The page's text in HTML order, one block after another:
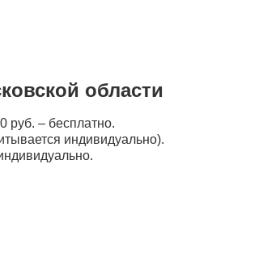
области
руб. – бесплатно.
индивидуально).